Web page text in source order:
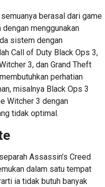
berasal dari game
menggunakan
sistem dengan
Call of Duty Black Ops 3,
3, dan Grand Theft
perhatian
misalnya Black Ops 3
Witcher 3 dengan
tidak optimal.
Assassin’s Creed
dalam satu tempat
ia tidak butuh banyak